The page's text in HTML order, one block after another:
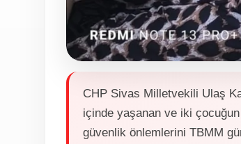
CHP Sivas Milletvekili Ulaş
içinde yaşanan ve iki çocuğun
güvenlik önlemlerini TBMM